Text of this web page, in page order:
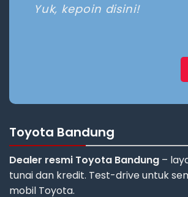
Yuk, kepoin disini!
Toyota Bandung
Dealer resmi Toyota Bandung –
tunai dan kredit. Test-drive untuk
mobil Toyota.